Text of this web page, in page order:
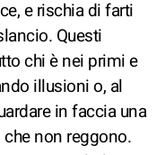
e rischia di farti
Questi
chi è nei primi e
illusioni o, al
in faccia una
non reggono.